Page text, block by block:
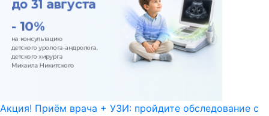
Акция! Приём врача + УЗИ: пройдите обследование с